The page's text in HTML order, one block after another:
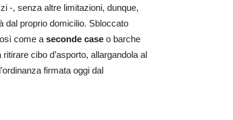
-, senza altre limitazioni, dunque,
dal proprio domicilio. Sbloccato
come a seconde case o barche
cibo d’asporto, allargandola al
firmata oggi dal